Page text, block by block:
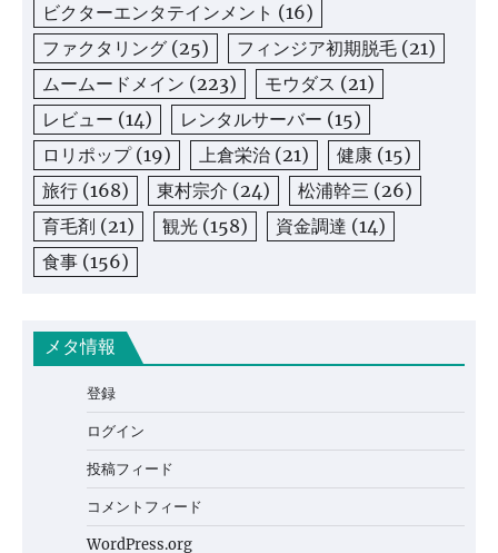
ビクターエンタテインメント (16)
ファクタリング (25) フィンジア初期脱毛 (21)
ムームードメイン (223) モウダス (21)
レビュー (14) レンタルサーバー (15)
ロリポップ(19) 上倉栄治 (21) 健康 (15)
旅行 (168) 東村宗介 (24) 松浦幹三 (26)
育毛剤 (21) 観光 (158) 資金調達 (14)
食事 (156)
メタ情報
登録
ログイン
投稿フィード
コメントフィード
WordPress.org